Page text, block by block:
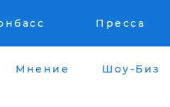
Пресса
Мнение Шоу-Биз